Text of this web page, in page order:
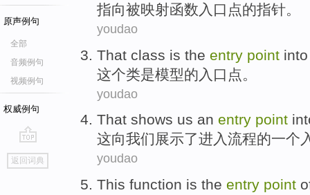
原声例句
全部
音频例句
视频例句
权威例句
go
top
返回词典
指向被映射函数 入口 点的指针。
youdao
That class is the entry point into
这个类是模型的 入口 点。
youdao
That shows us an entry point
这向我们 展示了进入流程的一个
youdao
This function is the entry point